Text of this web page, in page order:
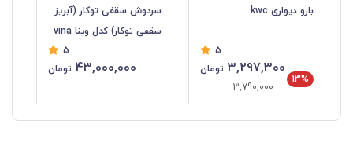
بازو دیواری kwc
5
13%
3,297,300 تومان
3,790,000
سردوش سقفی توکار (آبریز
سقفی توکار) کدل وینا vina
5
43,000,000 تومان